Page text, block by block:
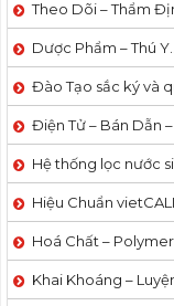
Theo Dõi – Thẩm
Dược Phẩm – Thú Y…
Đào Tạo sắc ký và
Điện Tử – Bán Dẫn
Hệ thống lọc nước
Hiệu Chuẩn
Hoá Chất – Polymer
Khai Khoáng –